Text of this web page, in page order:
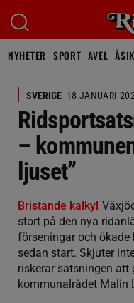
NYHETER SPORT AVEL
SVERIGE 18 JANUARI
–
ljuset”
Bristande kalkyl
stort på den nya
förseningar och
sedan start. Skjuter
riskerar satsningen
kommunalrådet Malin